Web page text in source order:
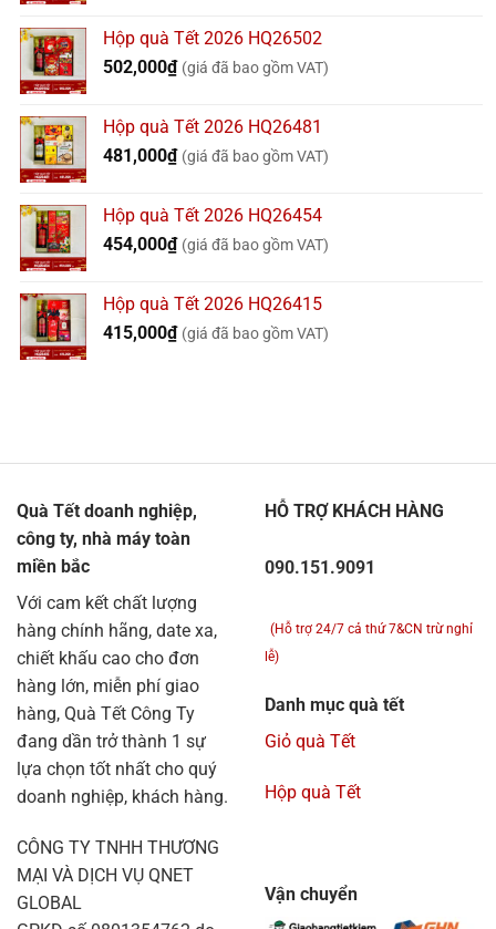
Hộp quà Tết 2026 HQ26502
502,000₫ (giá đã bao gồm VAT)
Hộp quà Tết 2026 HQ26481
481,000₫ (giá đã bao gồm VAT)
Hộp quà Tết 2026 HQ26454
454,000₫ (giá đã bao gồm VAT)
Hộp quà Tết 2026 HQ26415
415,000₫ (giá đã bao gồm VAT)
Quà Tết doanh nghiệp,
công ty, nhà máy toàn
miền bắc
Với cam kết chất lượng
hàng chính hãng, date xa,
chiết khấu cao cho đơn
hàng lớn, miễn phí giao
hàng, Quà Tết Công Ty
đang dần trở thành 1 sự
lựa chọn tốt nhất cho quý
doanh nghiệp, khách hàng.
CÔNG TY TNHH THƯƠNG
MẠI VÀ DỊCH VỤ QNET
GLOBAL
HỖ TRỢ KHÁCH HÀNG
090.151.9091
(Hỗ trợ 24/7 cả thứ 7&CN trừ nghỉ
lễ)
Danh mục quà tết
Giỏ quà Tết
Hộp quà Tết
Vận chuyển